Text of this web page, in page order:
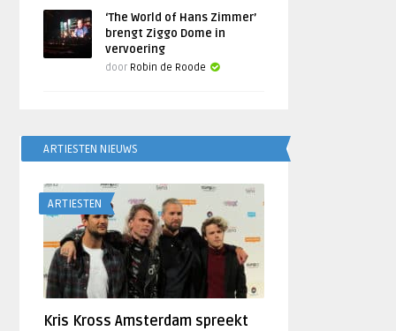
‘The World of Hans Zimmer’
brengt Ziggo Dome in
vervoering
door Robin de Roode
ARTIESTEN NIEUWS
ARTIESTEN
Kris Kross Amsterdam spreekt